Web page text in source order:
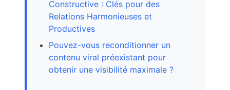
Constructive : Clés pour des
Relations Harmonieuses et
Productives
Pouvez-vous reconditionner un
contenu viral préexistant pour
obtenir une visibilité maximale ?